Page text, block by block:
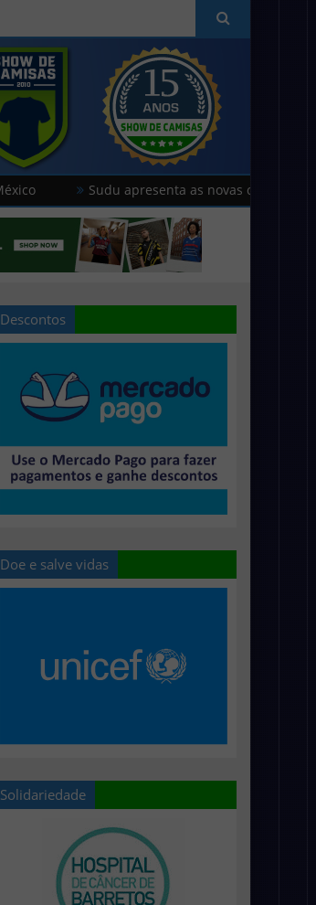
Sudu apresenta as novas camisas do País de
Descontos
Doe e salve vidas
Solidariedade